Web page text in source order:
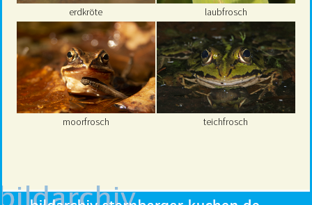
erdkröte laubfrosch
moorfrosch teichfrosch